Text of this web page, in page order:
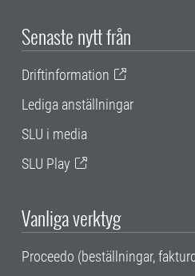
Senaste nytt från
Driftinformation
Lediga anställningar
SLU i media
SLU Play
Vanliga verktyg
Proceedo (beställningar,